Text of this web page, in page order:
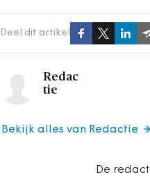
Deel dit artikel
Redac
tie
De
Bekijk alles van Redactie